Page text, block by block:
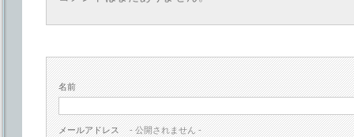
名前
メールアドレス - 公開されません -